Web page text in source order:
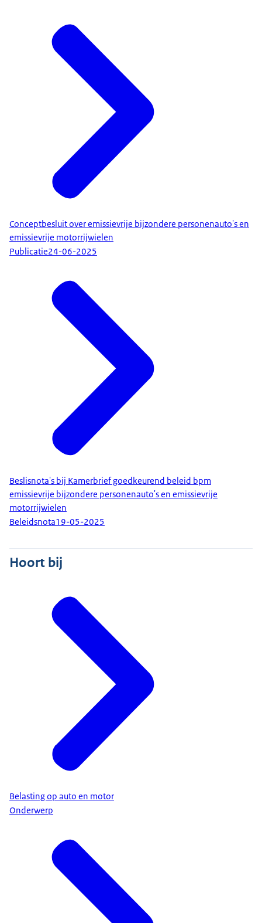
Conceptbesluit over emissievrije bijzondere personenauto's en
emissievrije motorrijwielen
Publicatie24-06-2025
Beslisnota's bij Kamerbrief goedkeurend beleid bpm
emissievrije bijzondere personenauto's en emissievrije
motorrijwielen
Beleidsnota19-05-2025
Hoort bij
Belasting op auto en motor
Onderwerp